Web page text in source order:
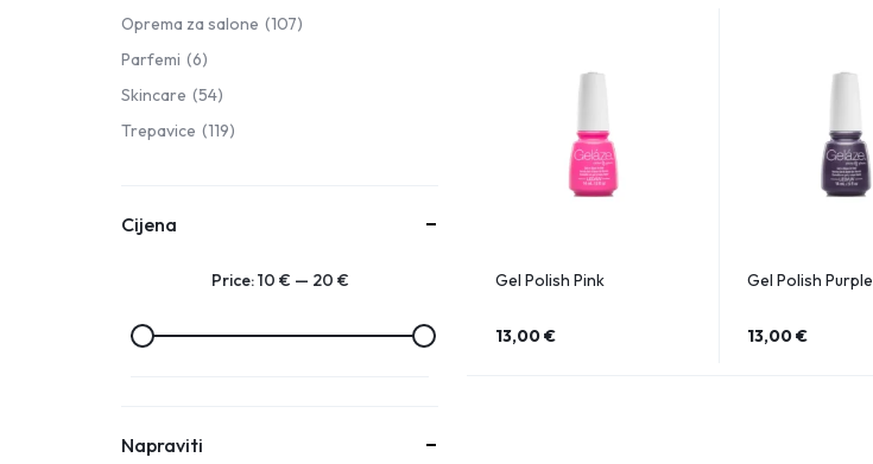
Gel Polish Pink
13,00€
Gel Polish Purple
13,00€
Oprema za salone
107
Parfemi
6
Skincare
54
Trepavice
119
Cijena
Price:10 € — 20 €
Napraviti